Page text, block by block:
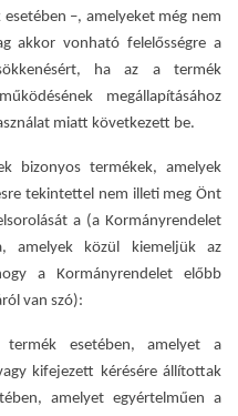
–, amelyeket még nem
akkor vonható felelősségre a
ha az a termék
megállapításához
miatt következett be.
bizonyos termékek, amelyek
tekintettel nem illeti meg Önt
a (a Kormányrendelet
amelyek közül kiemeljük az
a Kormányrendelet előbb
van szó):
esetében, amelyet a
kifejezett kérésére állítottak
amelyet egyértelműen a